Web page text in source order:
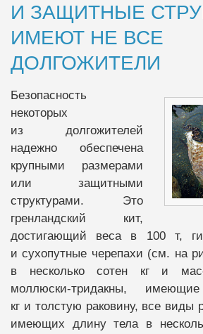
И ЗАЩИТНЫЕ
ИМЕЮТ НЕ ВСЕ
ДОЛГОЖИТЕЛИ
Безопасность
некоторых
из долгожителей
надежно обеспечена
крупными размерами
или защитными
структурами. Это
гренландский кит,
достигающий веса в 100 т,
и сухопутные черепахи (см. на
в несколько сотен кг и
моллюски-тридакны,
кг и толстую раковину, все виды
имеющих длину тела в